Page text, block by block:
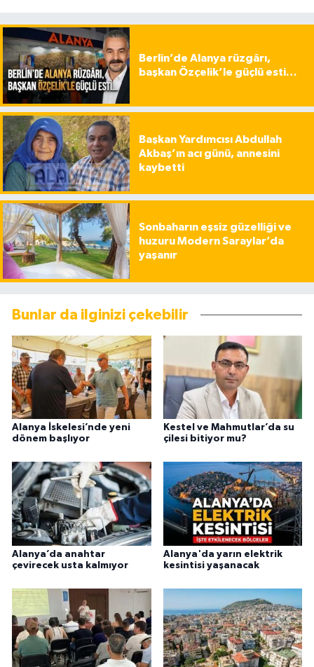
Berlin’de Alanya rüzgârı,
başkan Özçelik’le güçlü esti…
Başkan Yardımcısı Abdullah
Akbaş’ın acı günü, annesini
kaybetti
Sonbaharın eşsiz güzelliği ve
huzuru Modern Saraylar’da
yaşanır
Bunlar da ilginizi çekebilir
Alanya İskelesi’nde yeni
dönem başlıyor
Kestel ve Mahmutlar’da su
çilesi bitiyor mu?
Alanya’da anahtar
çevirecek usta kalmıyor
Alanya'da yarın elektrik
kesintisi yaşanacak